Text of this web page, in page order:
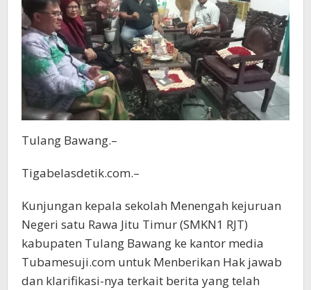
Tulang Bawang.–
Tigabelasdetik.com.–
Kunjungan kepala sekolah Menengah kejuruan
Negeri satu Rawa Jitu Timur (SMKN1 RJT)
kabupaten Tulang Bawang ke kantor media
Tubamesuji.com untuk Menberikan Hak jawab
dan klarifikasi-nya terkait berita yang telah